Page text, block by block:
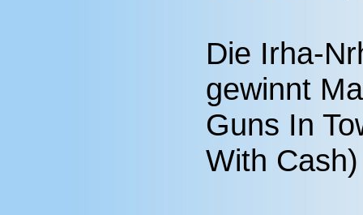
Die Irha-
gewinnt
Guns In
With